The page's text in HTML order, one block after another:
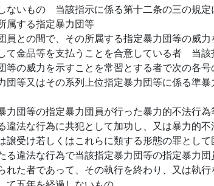
ないもの 当該指示に係る第十二条の三の規定
属する指定暴力団等
員との間で、その所属する指定暴力団等の威
て金品等を支払うことを合意している者 当該
等の威力を示すことを常習とする者で次の各
団等又はその系列上位指定暴力団等に係る準
力団等の指定暴力団員が行った暴力的不法行
違法な行為に共犯として加功し、又は暴力的
譲受け若しくはこれらに類する形態の罪とし
る違法な行為で当該指定暴力団等の指定暴力
れた者であって、その執行を終わり、又は執